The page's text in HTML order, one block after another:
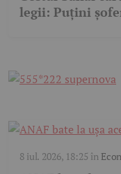
legii: Puțini
8 iul. 2026, 18:25 în